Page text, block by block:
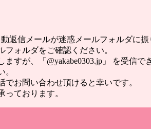
返信メールが迷惑メールフォルダに
ォルダをご確認ください。
すが、「@yakabe0303.jp」 を受信で
。
お問い合わせ頂けると幸いです。
ております。